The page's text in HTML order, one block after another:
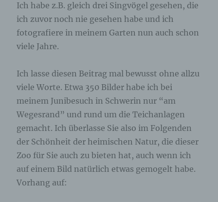
Ich habe z.B. gleich drei Singvögel gesehen, die
ich zuvor noch nie gesehen habe und ich
fotografiere in meinem Garten nun auch schon
viele Jahre.
Ich lasse diesen Beitrag mal bewusst ohne allzu
viele Worte. Etwa 350 Bilder habe ich bei
meinem Junibesuch in Schwerin nur “am
Wegesrand” und rund um die Teichanlagen
gemacht. Ich überlasse Sie also im Folgenden
der Schönheit der heimischen Natur, die dieser
Zoo für Sie auch zu bieten hat, auch wenn ich
auf einem Bild natürlich etwas gemogelt habe.
Vorhang auf: